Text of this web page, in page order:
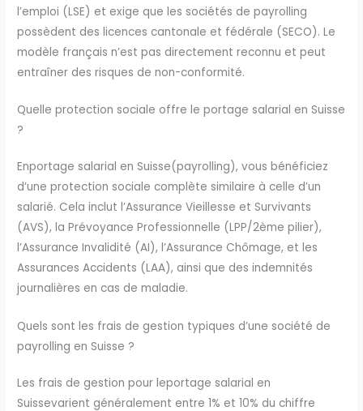
l’emploi (LSE) et exige que les sociétés de payrolling
possèdent des licences cantonale et fédérale (SECO). Le
modèle français n’est pas directement reconnu et peut
entraîner des risques de non-conformité.
Quelle protection sociale offre le portage salarial en Suisse
?
Enportage salarial en Suisse(payrolling), vous bénéficiez
d’une protection sociale complète similaire à celle d’un
salarié. Cela inclut l’Assurance Vieillesse et Survivants
(AVS), la Prévoyance Professionnelle (LPP/2ème pilier),
l’Assurance Invalidité (AI), l’Assurance Chômage, et les
Assurances Accidents (LAA), ainsi que des indemnités
journalières en cas de maladie.
Quels sont les frais de gestion typiques d’une société de
payrolling en Suisse ?
Les frais de gestion pour leportage salarial en
Suissevarient généralement entre 1% et 10% du chiffre